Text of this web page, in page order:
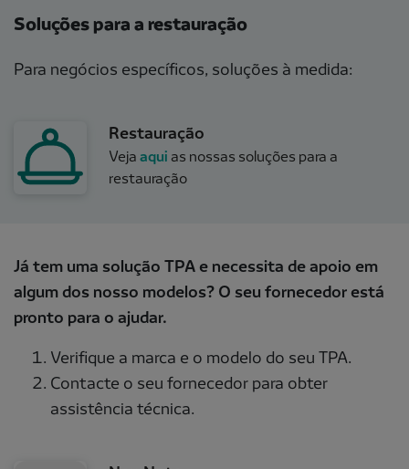
Soluções para a restauração
Para negócios específicos, soluções à medida:
Restauração
Veja aqui as nossas soluções para a
restauração
Já tem uma solução TPA e necessita de apoio em
algum dos nosso modelos? O seu fornecedor está
pronto para o ajudar.
Verifique a marca e o modelo do seu TPA.
Contacte o seu fornecedor para obter
assistência técnica.